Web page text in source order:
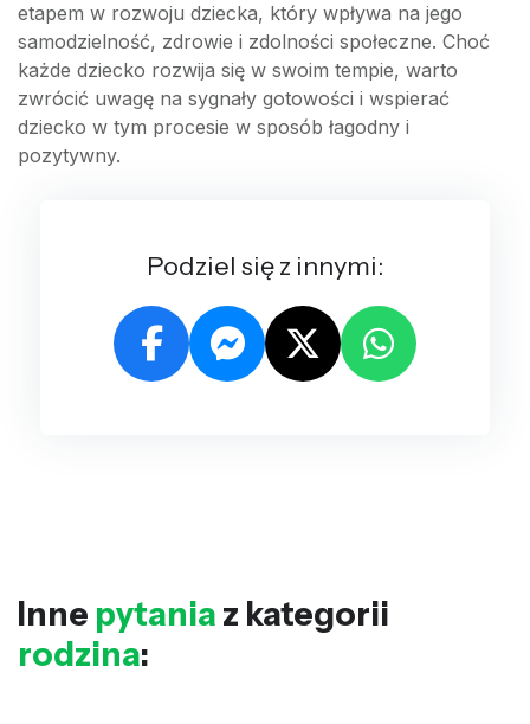
etapem w rozwoju dziecka, który wpływa na jego
samodzielność, zdrowie i zdolności społeczne. Choć
każde dziecko rozwija się w swoim tempie, warto
zwrócić uwagę na sygnały gotowości i wspierać
dziecko w tym procesie w sposób łagodny i
pozytywny.
Podziel się z innymi:
Inne pytania z kategorii
rodzina: